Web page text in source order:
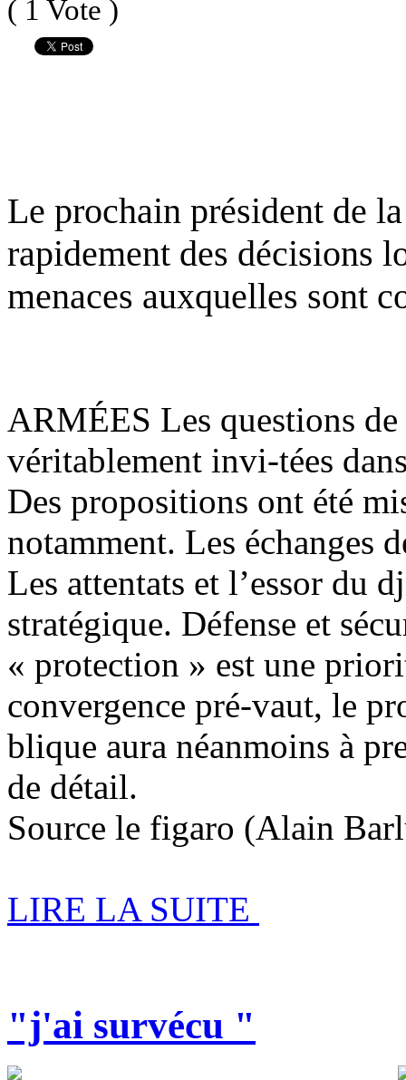
( 1 Vote )
Le prochain président de
rapidement des décisions
menaces auxquelles sont
ARMÉES Les questions de
véritablement invi-tées
Des propositions ont été
notamment. Les échanges
Les attentats et l’essor du
stratégique. Défense et
« protection » est une
convergence pré-vaut, le
blique aura néanmoins à
de détail.
Source le figaro (Alain
LIRE LA SUITE
"j'ai survécu "